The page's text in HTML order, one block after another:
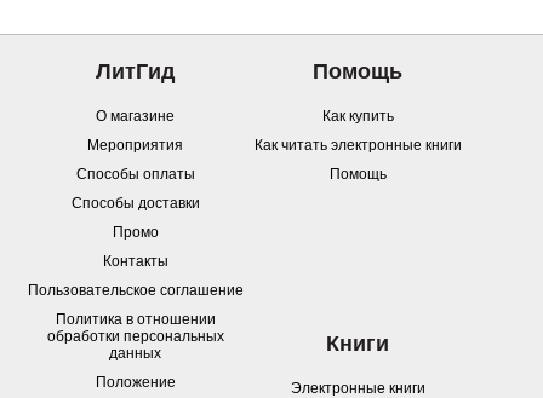
ЛитГид
О магазине
Мероприятия
Способы оплаты
Способы доставки
Промо
Контакты
Пользовательское соглашение
Политика в отношении
обработки персональных
данных
Положение
Помощь
Как купить
Как читать электронные книги
Помощь
Книги
Электронные книги